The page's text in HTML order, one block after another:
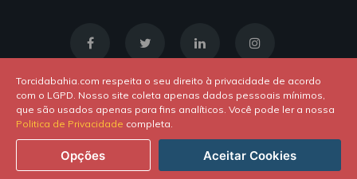
Política de Cookies|Política de Privacidade
Powered byNewton Duarte. ALl rights reserved © 2020
Torcidabahia.com respeita o seu direito à privacidade de acordo
com o LGPD. Nosso site coleta apenas dados pessoais mínimos,
que são usados apenas para fins analíticos. Você pode ler a nossa
Politica de Privacidade completa.
Opções Aceitar Cookies